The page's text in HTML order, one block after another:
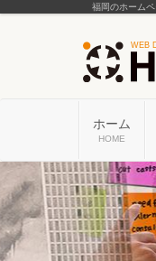
福岡のホーム
ホーム
HOME